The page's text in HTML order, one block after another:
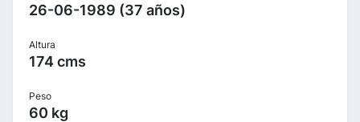
26-06-1989 (37 años)
Altura
174 cms
Peso
60 kg